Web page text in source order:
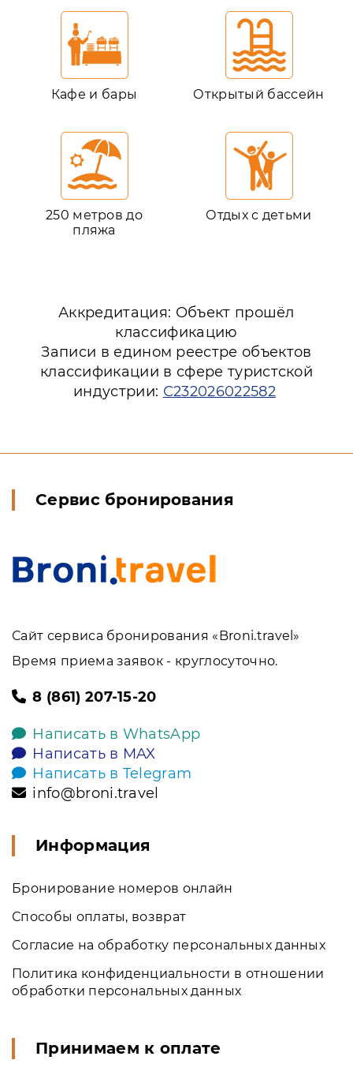
Кафе и бары Открытый бассейн
250 метров до
пляжа
Отдых с детьми
Аккредитация: Объект прошёл
классификацию
Записи в едином реестре объектов
классификации в сфере туристской
индустрии: С232026022582
Сервис бронирования
Сайт сервиса бронирования «Broni.travel»
Время приема заявок - круглосуточно.
8 (861) 207-15-20
Написать в WhatsApp
Написать в MAX
Написать в Telegram
info@broni.travel
Информация
Бронирование номеров онлайн
Способы оплаты, возврат
Согласие на обработку персональных данных
Политика конфиденциальности в отношении
обработки персональных данных
Принимаем к оплате